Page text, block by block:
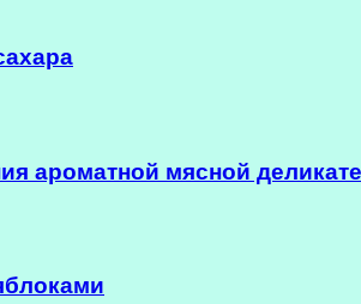
ароматной мясной